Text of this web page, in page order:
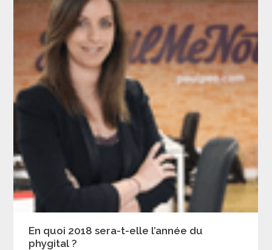
En quoi 2018 sera-t-elle l’année du
phygital ?